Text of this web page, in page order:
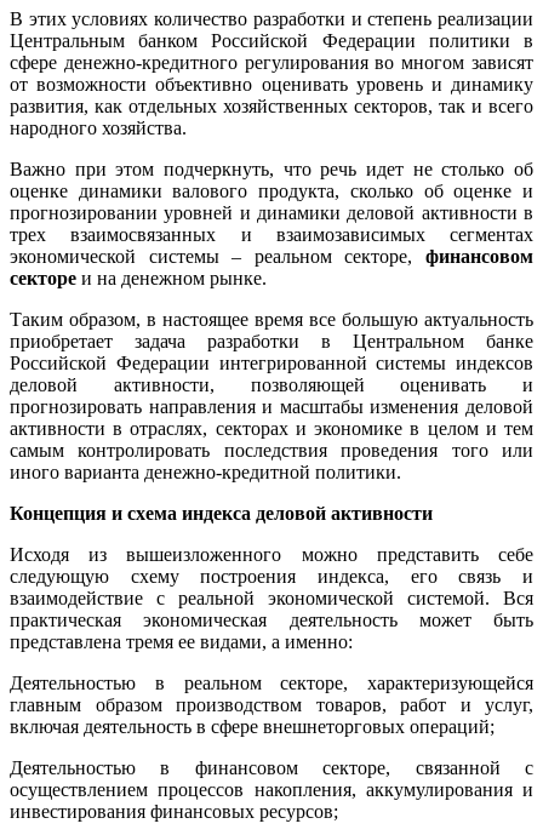
В этих условиях количество разработки и степень реализации
Центральным банком Российской Федерации политики в
сфере денежно-кредитного регулирования во многом зависят
от возможности объективно оценивать уровень и динамику
развития, как отдельных хозяйственных секторов, так и всего
народного хозяйства.
Важно при этом подчеркнуть, что речь идет не столько об
оценке динамики валового продукта, сколько об оценке и
прогнозировании уровней и динамики деловой активности в
трех взаимосвязанных и взаимозависимых сегментах
экономической системы – реальном секторе, финансовом
секторе и на денежном рынке.
Таким образом, в настоящее время все большую актуальность
приобретает задача разработки в Центральном банке
Российской Федерации интегрированной системы индексов
деловой активности, позволяющей оценивать и
прогнозировать направления и масштабы изменения деловой
активности в отраслях, секторах и экономике в целом и тем
самым контролировать последствия проведения того или
иного варианта денежно-кредитной политики.
Концепция и схема индекса деловой активности
Исходя из вышеизложенного можно представить себе
следующую схему построения индекса, его связь и
взаимодействие с реальной экономической системой. Вся
практическая экономическая деятельность может быть
представлена тремя ее видами, а именно:
Деятельностью в реальном секторе, характеризующейся
главным образом производством товаров, работ и услуг,
включая деятельность в сфере внешнеторговых операций;
Деятельностью в финансовом секторе, связанной с
осуществлением процессов накопления, аккумулирования и
инвестирования финансовых ресурсов;